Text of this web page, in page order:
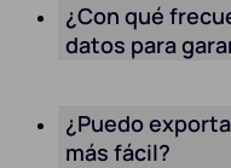
¿Con qué
datos para
¿Puedo
más fácil?